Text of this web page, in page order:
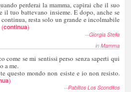
perderai la mamma, capirai che il suo
il tuo battevano insieme. E dopo, anche se
resta solo un grande e incolmabile
(continua)
--Giorgia Stella
in Mamma
come se mi sentissi perso senza saperti qui
a me.
questo mondo non esiste e io non resisto.
)
--Pablitos Los Sconditos